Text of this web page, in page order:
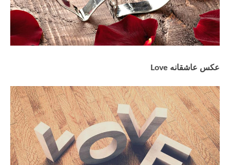
عکس عاشقانه Love